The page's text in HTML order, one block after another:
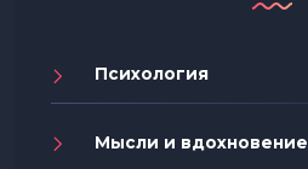
Психология
Мысли и вдохновение